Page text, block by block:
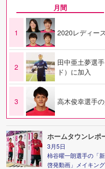
月間
1 2020レディー
2
田中亜土夢選
ド）に加入
3 高木俊幸選手
ホームタウンレポ
3月5日
柿谷曜一朗選手の「
啓発動画」メイキング